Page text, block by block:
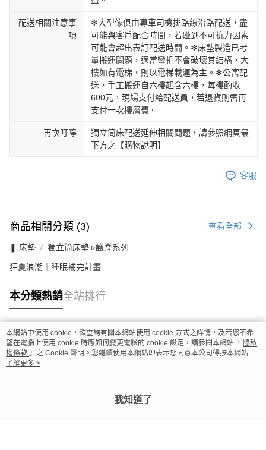
配送相關注意事
項
✻大型傢俱由專車司機排路線沿路配送，盡
可能與客戶配合時間，若碰到不可抗力因素
可能會超出表訂配送時間。✻床墊製造已考
量搬運問題，適當彎折不會破壞其結構，大
樓如有電梯，則以電梯載運為主。✻公寓配
送，手工搬運自六樓起含六樓，每樓酌收
600元，現場支付給配送員，若退貨則需再
支付一次樓層費。
再次叮嚀
獨立筒床配送延伸相關問題，請參照網頁最
下方之【購物說明】
客服
商品相關分類 (3) 查看全部
❚ 床墊 獨立筒床墊 ▹護脊系列
狂夏浪潮｜睡眠補完計畫
本分類熱銷全站排行
熱門標籤
本網站中使用 cookie，欲查詢有關本網站使用 cookie 方式之詳情，及若您不希
望在電腦上使用 cookie 時應如何變更電腦的 cookie 設定，請參閱本網站「 隱私
權條款 」之 Cookie 聲明。您繼續使用本網站即表示您同意本公司得按本網站使
用條款之 Cookie 聲明使用 cookie。
了解更多 >
我知道了